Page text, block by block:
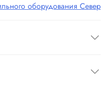
оборудования Север